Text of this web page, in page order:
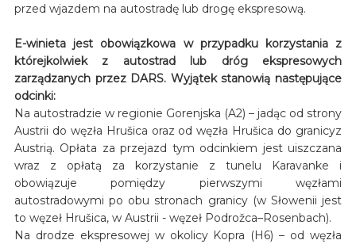
przed wjazdem na autostradę lub drogę ekspresową.
E-winieta jest obowiązkowa w przypadku korzystania z
którejkolwiek z autostrad lub dróg ekspresowych
zarządzanych przez DARS. Wyjątek stanowią następujące
odcinki:
Na autostradzie w regionie Gorenjska (A2) – jadąc od strony
Austrii do węzła Hrušica oraz od węzła Hrušica do granicyz
Austrią. Opłata za przejazd tym odcinkiem jest uiszczana
wraz z opłatą za korzystanie z tunelu Karavanke i
obowiązuje pomiędzy pierwszymi węzłami
autostradowymi po obu stronach granicy (w Słowenii jest
to węzeł Hrušica, w Austrii - węzeł Podrožca–Rosenbach).
Na drodze ekspresowej w okolicy Kopra (H6) – od węzła